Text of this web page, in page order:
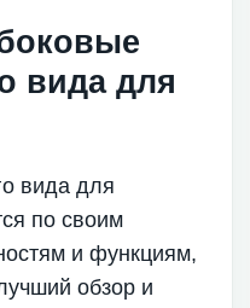
вида для
вида для
по своим
и функциям,
обзор и